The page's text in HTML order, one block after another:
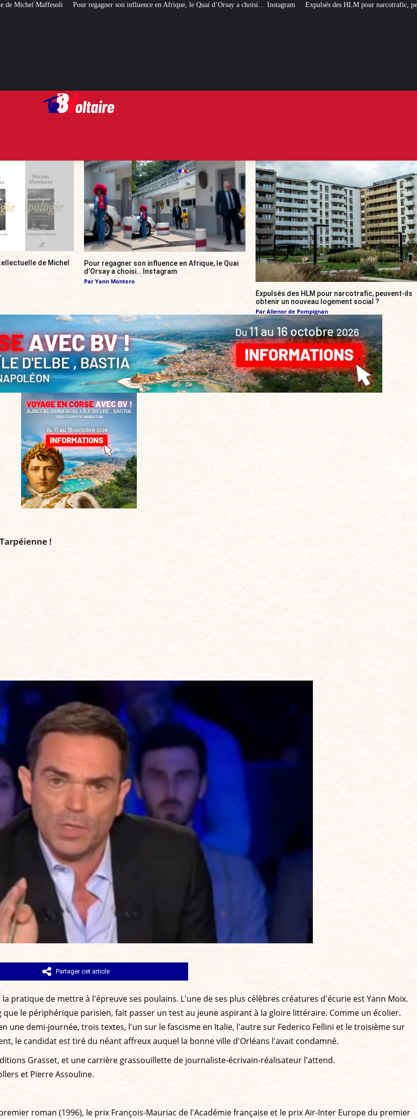
regagner son influence en Afrique, le Quai d’Orsay a choisi… Instagram Expulsés des HLM pour narcotrafic, peuvent-ils obtenir un
de Michel
Pour regagner son influence en Afrique, le Quai
d’Orsay a choisi… Instagram
Par Yann Montero
Expulsés des HLM pour narcotrafic, peuvent-ils
obtenir un nouveau logement social ?
Par Alienor de Pompignan
!
Partager cet article
pratique de mettre à l'épreuve ses poulains. L'une de ses plus célèbres créatures d'écurie est Yann Moix.
le périphérique parisien, fait passer un test au jeune aspirant à la gloire littéraire. Comme un écolier.
demi-journée, trois textes, l'un sur le fascisme en Italie, l'autre sur Federico Fellini et le troisième sur
le candidat est tiré du néant affreux auquel la bonne ville d'Orléans l'avait condamné.
Grasset, et une carrière grassouillette de journaliste-écrivain-réalisateur l'attend.
et Pierre Assouline.
roman (1996), le prix François-Mauriac de l'Académie française et le prix Air-Inter Europe du premier